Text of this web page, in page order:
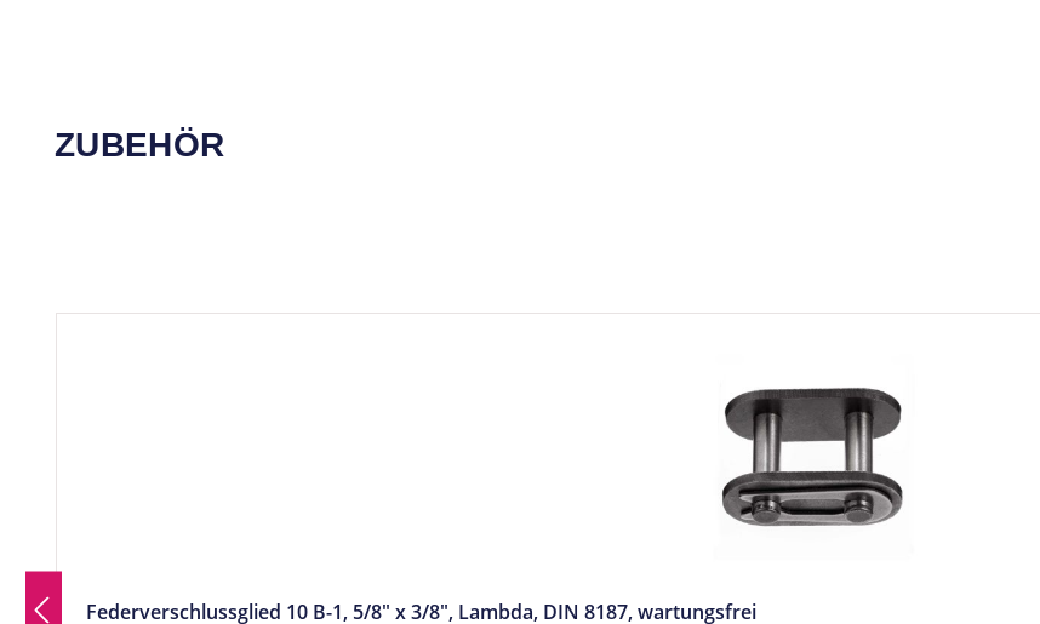
ZUBEHÖR
Federverschlussglied 10 B-1, 5/8" x 3/8", Lambda, DIN 8187, wartungsfrei